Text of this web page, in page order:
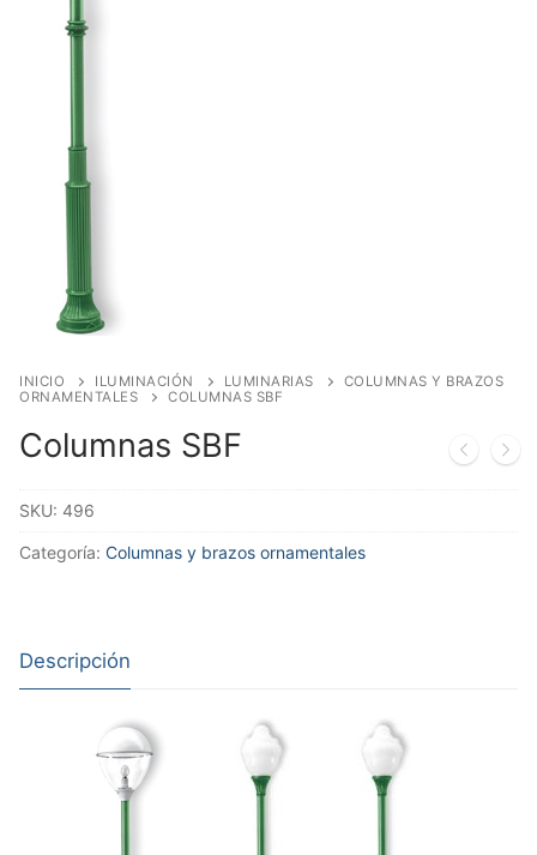
INICIO ILUMINACIÓN LUMINARIAS
COLUMNAS Y BRAZOS
ORNAMENTALES
COLUMNAS SBF
Columnas SBF
SKU: 496
Categoría: Columnas y brazos ornamentales
Descripción